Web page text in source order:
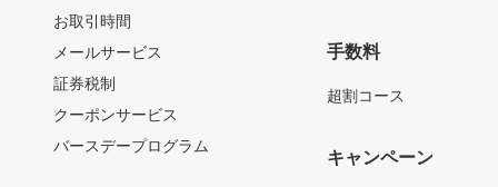
お取引時間
メールサービス
証券税制
クーポンサービス
バースデープログラム
手数料
超割コース
キャンペーン